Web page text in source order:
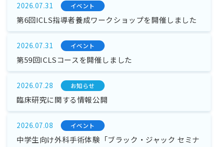
2026.07.31 イベント
第6回ICLS指導者養成ワークショップを開催しました
2026.07.31 イベント
第59回ICLSコースを開催しました
2026.07.28 お知らせ
臨床研究に関する情報公開
2026.07.08 イベント
中学生向け外科手術体験「ブラック・ジャック セミナ